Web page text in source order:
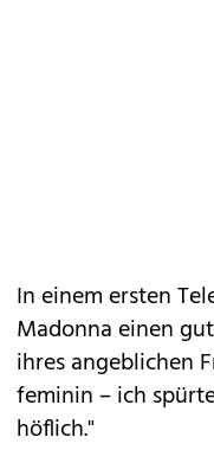
In einem ersten
Madonna einen
ihres angeblichen
feminin – ich
höflich."